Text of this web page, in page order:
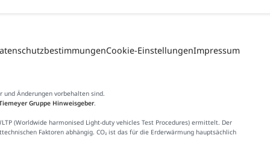
Cookie-EinstellungenImpressum
Änderungen vorbehalten sind.
Gruppe Hinweisgeber.
(Worldwide harmonised Light-duty vehicles Test Procedures) ermittelt. Der
Faktoren abhängig. CO₂ ist das für die Erderwärmung hauptsächlich